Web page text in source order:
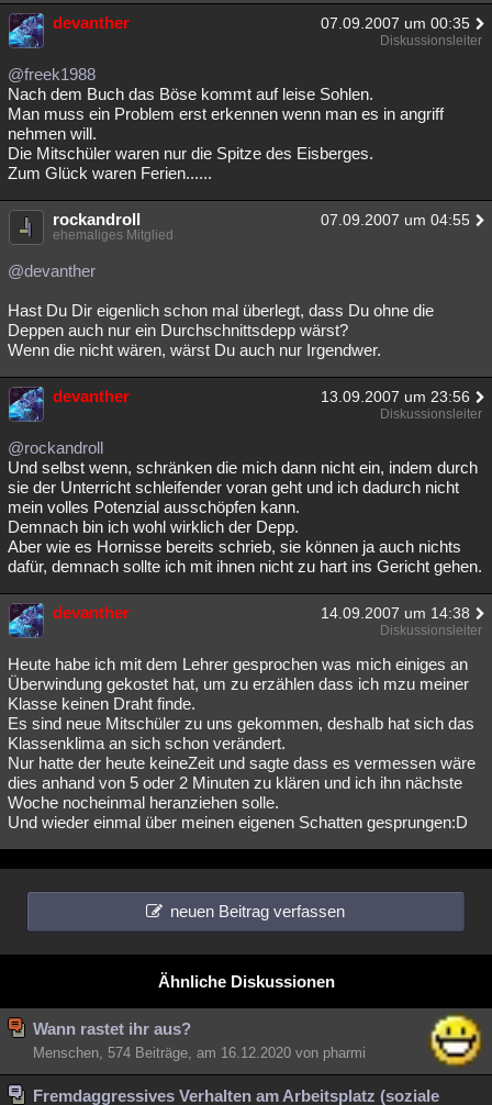
devanther 07.09.2007 um 00:35
Diskussionsleiter
@freek1988
Nach dem Buch das Böse kommt auf leise Sohlen.
Man muss ein Problem erst erkennen wenn man es in angriff
nehmen will.
Die Mitschüler waren nur die Spitze des Eisberges.
Zum Glück waren Ferien......
rockandroll 07.09.2007 um 04:55
ehemaliges Mitglied
@devanther
Hast Du Dir eigenlich schon mal überlegt, dass Du ohne die
Deppen auch nur ein Durchschnittsdepp wärst?
Wenn die nicht wären, wärst Du auch nur Irgendwer.
devanther 13.09.2007 um 23:56
Diskussionsleiter
@rockandroll
Und selbst wenn, schränken die mich dann nicht ein, indem durch
sie der Unterricht schleifender voran geht und ich dadurch nicht
mein volles Potenzial ausschöpfen kann.
Demnach bin ich wohl wirklich der Depp.
Aber wie es Hornisse bereits schrieb, sie können ja auch nichts
dafür, demnach sollte ich mit ihnen nicht zu hart ins Gericht gehen.
devanther 14.09.2007 um 14:38
Diskussionsleiter
Heute habe ich mit dem Lehrer gesprochen was mich einiges an
Überwindung gekostet hat, um zu erzählen dass ich mzu meiner
Klasse keinen Draht finde.
Es sind neue Mitschüler zu uns gekommen, deshalb hat sich das
Klassenklima an sich schon verändert.
Nur hatte der heute keineZeit und sagte dass es vermessen wäre
dies anhand von 5 oder 2 Minuten zu klären und ich ihn nächste
Woche nocheinmal heranziehen solle.
Und wieder einmal über meinen eigenen Schatten gesprungen:D
neuen Beitrag verfassen
Ähnliche Diskussionen
Wann rastet ihr aus?
Menschen, 574 Beiträge, am 16.12.2020 von pharmi
Fremdaggressives Verhalten am Arbeitsplatz (soziale